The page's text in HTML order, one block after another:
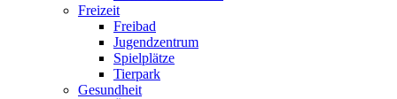
Freizeit
Freibad
Jugendzentrum
Spielplätze
Tierpark
Gesundheit